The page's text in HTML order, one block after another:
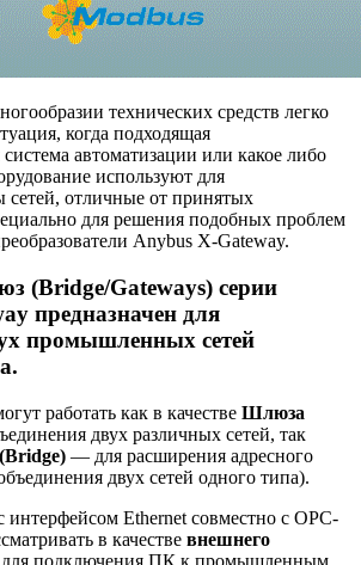
технических средств легко
когда подходящая
автоматизации или какое либо
используют для
отличные от принятых
для решения подобных проблем
Anybus X-Gateway.
(Bridge/Gateways) серии
предназначен для
промышленных сетей
работать как в качестве Шлюза
двух различных сетей, так
— для расширения адресного
двух сетей одного типа).
Ethernet совместно с ОРС-
в качестве внешнего
для подключения ПК к промышленным